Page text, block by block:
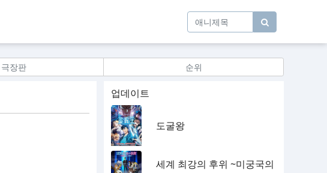
극장판 순위
업데이트
도굴왕
세계 최강의 후위 ~미궁국의